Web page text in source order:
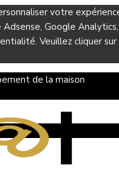
votre
Google
Veuillez cliquer
de la maison